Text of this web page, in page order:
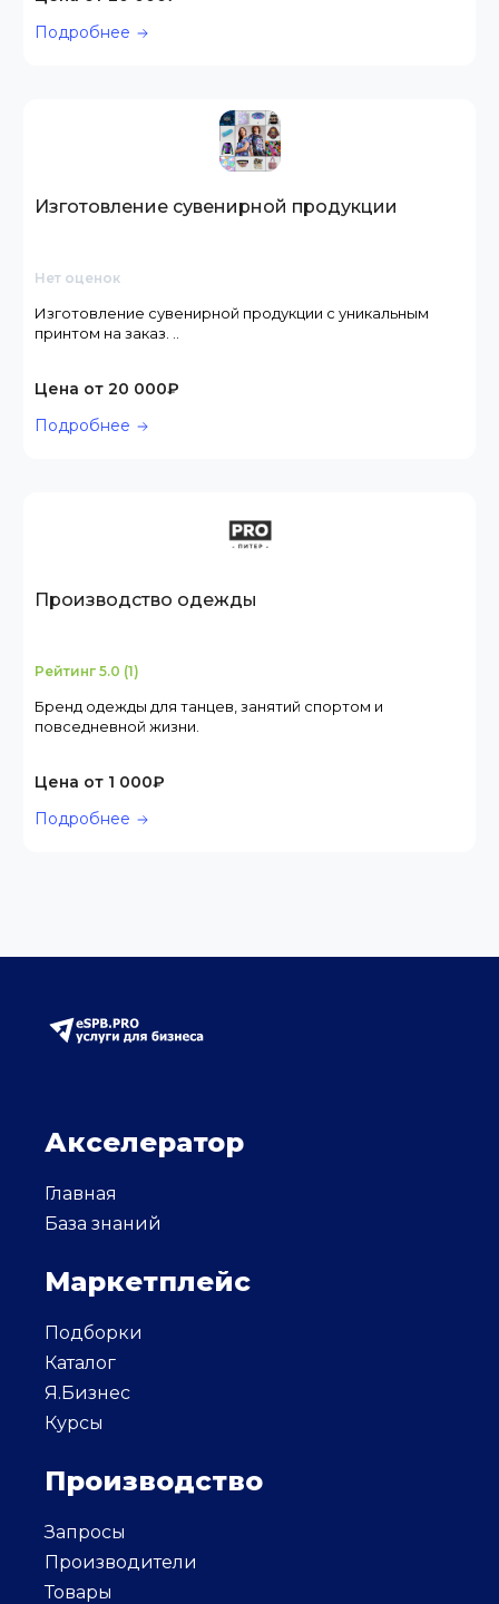
Подробнее
Изготовление сувенирной продукции
Нет оценок
Изготовление сувенирной продукции с уникальным
принтом на заказ. ..
Цена от 20 000₽
Подробнее
Производство одежды
Рейтинг 5.0 (1)
Бренд одежды для танцев, занятий спортом и
повседневной жизни.
Цена от 1 000₽
Подробнее
Акселератор
Главная
База знаний
Маркетплейс
Подборки
Каталог
Я.Бизнес
Курсы
Производство
Запросы
Производители
Товары